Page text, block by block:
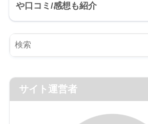
や口コミ/感想も紹介
サイト運営者